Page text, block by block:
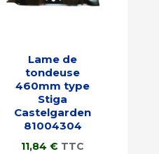
Lame de
tondeuse
460mm type
Stiga
Castelgarden
81004304
11,84€ TTC